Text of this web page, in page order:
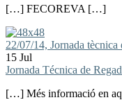
[…] FECOREVA […]
22/07/14, Jornada
15 Jul
Jornada Técnica de
[…] Més informació en